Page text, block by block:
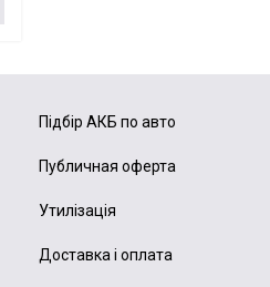
Підбір АКБ по авто
Публичная оферта
Утилізація
Доставка і оплата